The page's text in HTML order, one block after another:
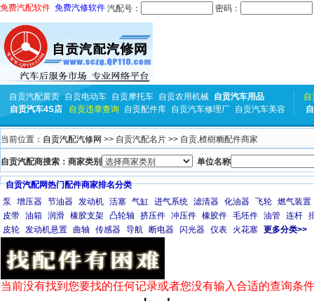
免费汽配软件 免费汽修软件 汽配号： 密码：
自贡汽配黄页 自贡电动车 自贡摩托车 自贡农用机械 自贡汽车用品
自贡汽车4S店
自贡违章查询 自贡配件库 自贡汽车修理厂 自贡汽车美容
自
当前位置： 自贡汽配汽修网 >> 自贡汽配名片 >> 自贡,楂樹粫配件商家
自贡汽配商搜索：商家类别 单位名称
自贡汽配网热门配件商家排名分类
泵
增压器 节油器 发动机 活塞 气缸 进气系统 滤清器 化油器 飞轮 燃气装置
皮带 油箱 润滑 橡胶支架 凸轮轴 挤压件 冲压件 橡胶件 毛坯件 油管 连杆
皮轮 发动机悬置 曲轴 传感器 导航 断电器 闪光器 仪表 火花塞 更多分类>>
当前没有找到您要找的任何记录或者您没有输入合适的查询条